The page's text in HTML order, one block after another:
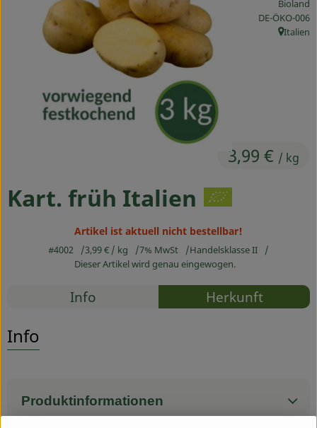
Ökokisten
Obst & Gemüse
Backwaren
Drogerie
So geht's
Service
Kart. früh Italien
3,99 € / kg
Bioland
,DE-ÖKO-006
,Italien
Artikel ist aktuell nicht bestellbar!
#4002 3,99 € / kg 7% MwSt
Handelsklasse II
Dieser Artikel wird genau eingewogen.
Rezepte
Info Herkunft
Info
Produktinformationen